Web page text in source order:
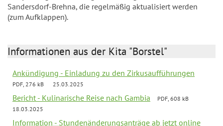
Sandersdorf-Brehna, die regelmäßig aktualisiert werden
(zum Aufklappen).
Informationen aus der Kita "Borstel"
Ankündigung - Einladung zu den Zirkusaufführungen
PDF, 276 kB 25.03.2025
Bericht - Kulinarische Reise nach Gambia
PDF, 608 kB
18.03.2025
Information - Stundenänderungsanträge ab jetzt online